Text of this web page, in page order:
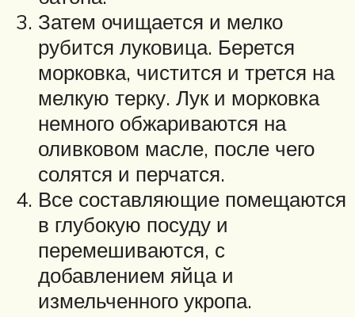
Затем очищается и мелко
рубится луковица. Берется
морковка, чистится и трется на
мелкую терку. Лук и морковка
немного обжариваются на
оливковом масле, после чего
солятся и перчатся.
Все составляющие помещаются
в глубокую посуду и
перемешиваются, с
добавлением яйца и
измельченного укропа.